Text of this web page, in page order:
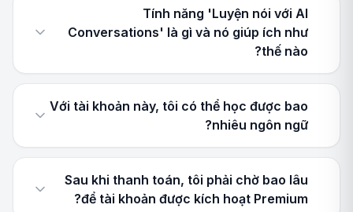
Tính năng 'Luyện nói với AI
Conversations' là gì và nó giúp ích như
thế nào?
Với tài khoản này, tôi có thể học được bao
nhiêu ngôn ngữ?
Sau khi thanh toán, tôi phải chờ bao lâu
để tài khoản được kích hoạt Premium?